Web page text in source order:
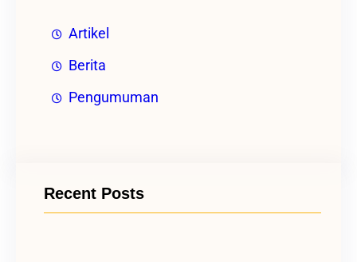
Artikel
Berita
Pengumuman
Recent Posts